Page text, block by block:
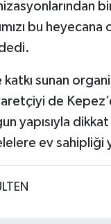
bu
sunan
de
yapısıyla
ev sahipliği